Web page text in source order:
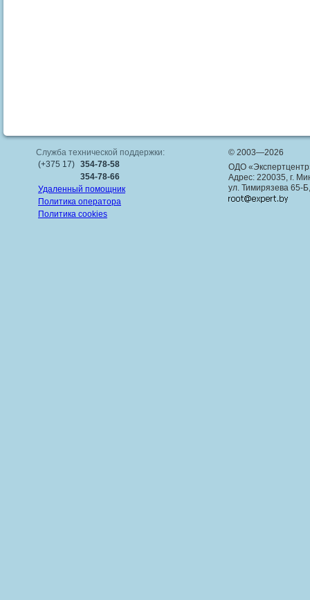
Служба технической поддержки:
(+375 17) 354-78-58
354-78-66
Удаленный помощник
Политика оператора
Политика cookies
© 2003—2026
ОДО
Адрес: 220035, г.
ул. Тимирязева 65-